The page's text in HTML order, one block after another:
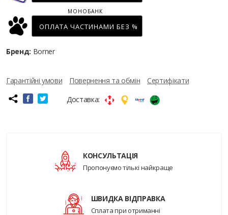
ОПЛАТА ЧАСТИНАМИ БЕЗ %
МОНОБАНК
Бренд: Borner
Гарантійні умови Повернення та обмін
Сертифікати
Доставка:
КОНСУЛЬТАЦІЯ
Пропонуємо тількі найкраще
ШВИДКА ВІДПРАВКА
Сплата при отриманні